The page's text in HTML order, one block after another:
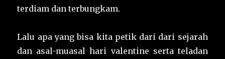
terdiam dan terbungkam.
Lalu apa yang bisa kita petik dari dari sejarah
dan asal-muasal hari valentine serta teladan